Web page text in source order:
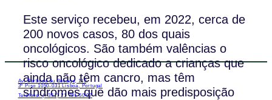
Este serviço recebeu, em 2022, cerca de
200 novos casos, 80 dos quais
oncológicos. São também valências o
risco oncológico dedicado a crianças que
ainda não têm cancro, mas têm
síndromes que dão mais predisposição
Av. Barbosa du Bocage, 113,
3º Piso 1050-031 Lisboa, Portugal
Telefone: (+351) 21 791 50 07